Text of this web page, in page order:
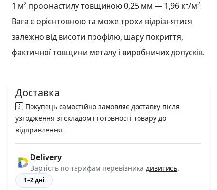
1 м² профнастилу товщиною 0,25 мм — 1,96 кг/м².
Вага є орієнтовною та може трохи відрізнятися
залежно від висоти профілю, шару покриття,
фактичної товщини металу і виробничих допусків.
Доставка
Покупець самостійно замовляє доставку після
узгодження зі складом і готовності товару до
відправлення.
Delivery
Вартість по тарифам перевізника дивитись.
1–2 дні